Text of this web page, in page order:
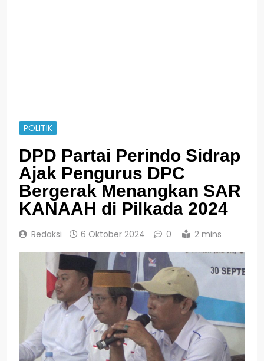
POLITIK
DPD Partai Perindo Sidrap
Ajak Pengurus DPC
Bergerak Menangkan SAR
KANAAH di Pilkada 2024
Redaksi 6 Oktober 2024 0 2 mins